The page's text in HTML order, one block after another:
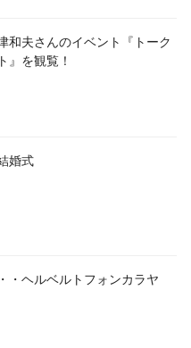
和夫さんのイベント『トーク
』を観覧！
婚式
・ヘルベルトフォンカラヤ